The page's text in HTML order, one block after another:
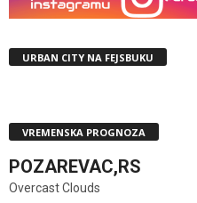
URBAN CITY NA FEJSBUKU
VREMENSKA PROGNOZA
POZAREVAC,RS
Overcast Clouds